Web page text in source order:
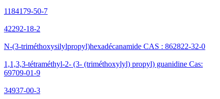
1184179-50-7
42292-18-2
N-(3-triméthoxysilylpropyl)hexadécanamide CAS : 862822-32-0
1,1,3,3-tétraméthyl-2- (3- (triméthoxylyl) propyl) guanidine Cas:
69709-01-9
34937-00-3